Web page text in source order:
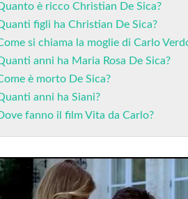
è ricco Christian De Sica?
figli ha Christian De Sica?
si chiama la moglie di Carlo
anni ha Maria Rosa De Sica?
è morto De Sica?
anni ha Siani?
fanno il film Vita da Carlo?